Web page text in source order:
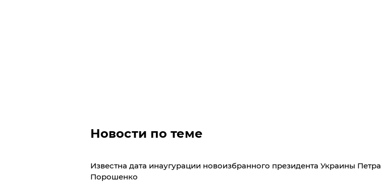
Новости по теме
Известна дата инаугурации новоизбранного президента Украины Петра
Порошенко